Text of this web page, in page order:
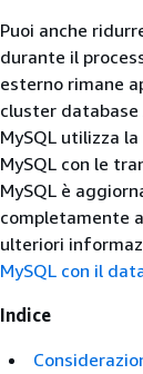
Puoi anche
durante il
esterno rimane
cluster database
MySQL utilizza
MySQL con le
MySQL è
completamente
ulteriori
MySQL con il
Indice